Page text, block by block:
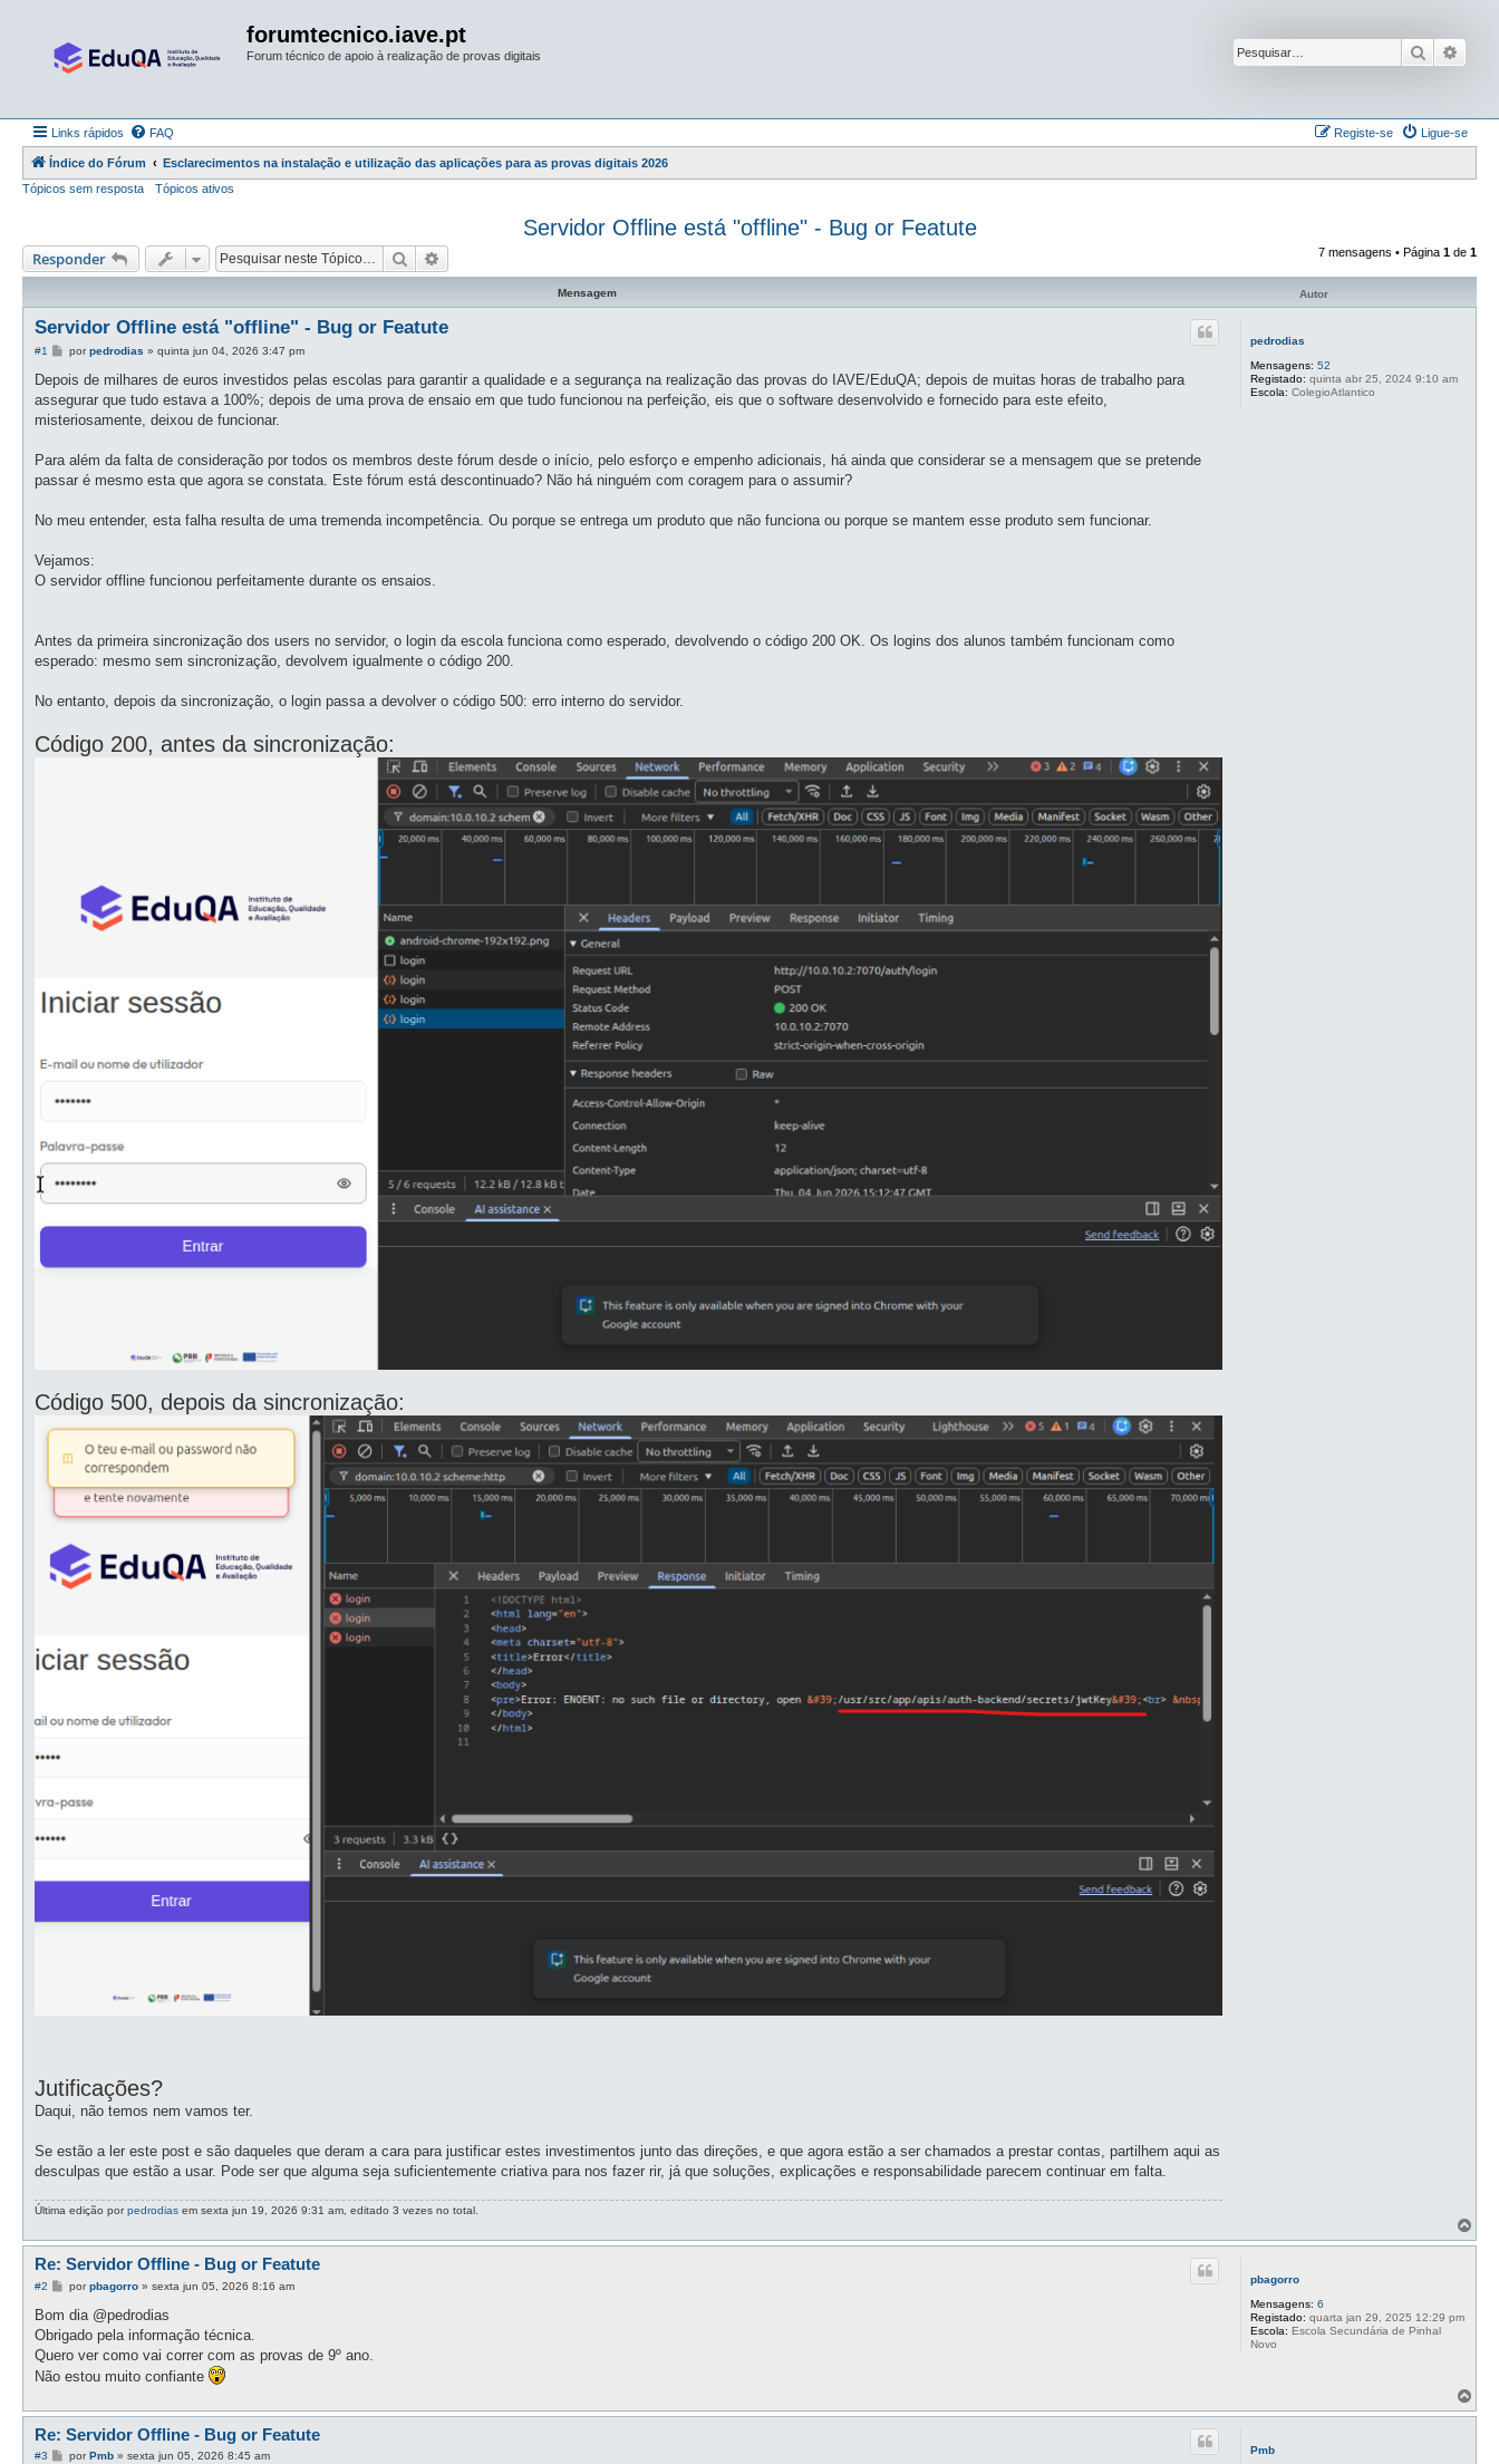
forumtecnico.iave.pt
Forum técnico de apoio à realização de provas digitais Pesquisar
Links rápidos FAQ Ligue-se
Registe-se
Índice do Fórum
Esclarecimentos na instalação e utilização das aplicações para as provas digitais 2026
Tópicos sem resposta
Tópicos ativos
Servidor Offline está "offline" - Bug or Featute
Responder Pesquisar 7 mensagens • Página 1 de 1
Mensagem Autor
pedrodias
Mensagens: 52
Registado: quinta abr 25, 2024 9:10 am
Escola: ColegioAtlantico
Servidor Offline está "offline" - Bug or Featute
#1
M
n
a
g
porpedrodias » quinta jun 04, 2026 3:47 pm
Depois de milhares de euros investidos pelas escolas para garantir a qualidade e a segurança na realização das provas do IAVE/EduQA; depois de muitas horas de trabalho para
assegurar que tudo estava a 100%; depois de uma prova de ensaio em que tudo funcionou na perfeição, eis que o software desenvolvido e fornecido para este efeito,
misteriosamente, deixou de funcionar.
Para além da falta de consideração por todos os membros deste fórum desde o início, pelo esforço e empenho adicionais, há ainda que considerar se a mensagem que se pretende
passar é mesmo esta que agora se constata. Este fórum está descontinuado? Não há ninguém com coragem para o assumir?
No meu entender, esta falha resulta de uma tremenda incompetência. Ou porque se entrega um produto que não funciona ou porque se mantem esse produto sem funcionar.
Vejamos:
O servidor offline funcionou perfeitamente durante os ensaios.
Antes da primeira sincronização dos users no servidor, o login da escola funciona como esperado, devolvendo o código 200 OK. Os logins dos alunos também funcionam como
esperado: mesmo sem sincronização, devolvem igualmente o código 200.
No entanto, depois da sincronização, o login passa a devolver o código 500: erro interno do servidor.
Código 200, antes da sincronização:
Código 500, depois da sincronização:
Jutificações?
Daqui, não temos nem vamos ter.
Se estão a ler este post e são daqueles que deram a cara para justificar estes investimentos junto das direções, e que agora estão a ser chamados a prestar contas, partilhem aqui as
desculpas que estão a usar. Pode ser que alguma seja suficientemente criativa para nos fazer rir, já que soluções, explicações e responsabilidade parecem continuar em falta.
Última edição porpedrodias em sexta jun 19, 2026 9:31 am, editado 3 vezes no total.
o
pbagorro
Mensagens: 6
Registado: quarta jan 29, 2025 12:29 pm
Escola: Escola Secundária de Pinhal
Novo
Re: Servidor Offline - Bug or Featute
#2
M
n
a
g
m
porpbagorro» sexta jun 05, 2026 8:16 am
Bom dia @pedrodias
Obrigado pela informação técnica.
Quero ver como vai correr com as provas de 9º ano.
Não estou muito confiante
o
Pmb
Re: Servidor Offline - Bug or Featute
#3
MporPmb» sexta jun 05, 2026 8:45 am